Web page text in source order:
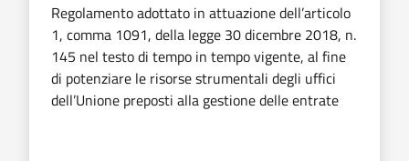
Regolamento adottato in attuazione dell’articolo
1, comma 1091, della legge 30 dicembre 2018, n.
145 nel testo di tempo in tempo vigente, al fine
di potenziare le risorse strumentali degli uffici
dell’Unione preposti alla gestione delle entrate